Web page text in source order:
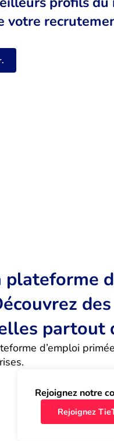
votre
plateforme
partout
d’emploi
Rejoignez notre
Rejoignez